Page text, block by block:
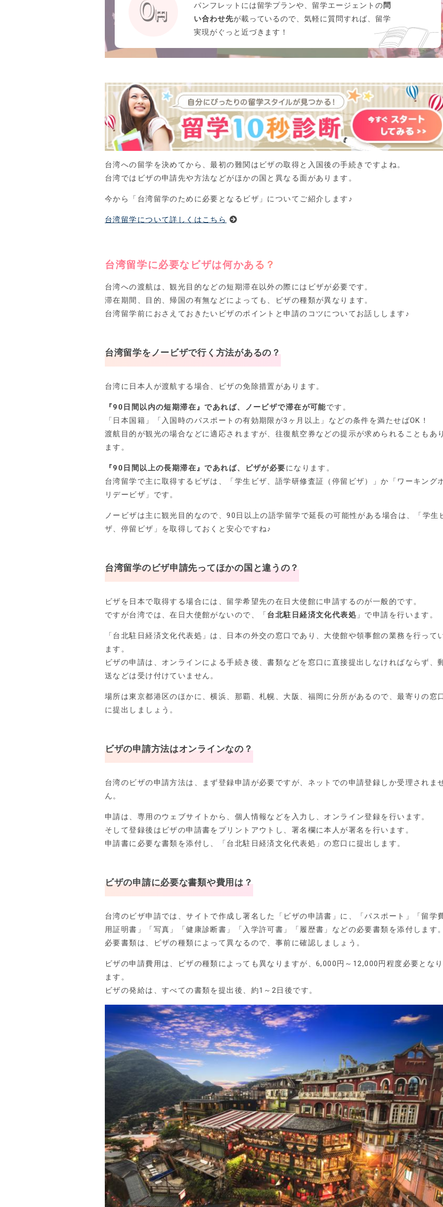
パンフレットには留学プランや、留学エージェントの問
い合わせ先が載っているので、気軽に質問すれば、留学
実現がぐっと近づきます！
台湾への留学を決めてから、最初の難関はビザの取得と入国後の手続きですよね。
台湾ではビザの申請先や方法などがほかの国と異なる面があります。
今から「台湾留学のために必要となるビザ」についてご紹介します♪
台湾留学について詳しくはこちら
台湾留学に必要なビザは何かある？
台湾への渡航は、観光目的などの短期滞在以外の際にはビザが必要です。
滞在期間、目的、帰国の有無などによっても、ビザの種類が異なります。
台湾留学前におさえておきたいビザのポイントと申請のコツについてお話しします♪
台湾留学をノービザで行く方法があるの？
台湾に日本人が渡航する場合、ビザの免除措置があります。
『90日間以内の短期滞在』であれば、ノービザで滞在が可能です。
「日本国籍」「入国時のパスポートの有効期限が3ヶ月以上」などの条件を満たせばOK！
渡航目的が観光の場合などに適応されますが、往復航空券などの提示が求められることもあり
ます。
『90日間以上の長期滞在』であれば、ビザが必要になります。
台湾留学で主に取得するビザは、「学生ビザ、語学研修査証（停留ビザ）」か「ワーキング
リデービザ」です。
ノービザは主に観光目的なので、90日以上の語学留学で延長の可能性がある場合は、「学生
ザ、停留ビザ」を取得しておくと安心ですね♪
台湾留学のビザ申請先ってほかの国と違うの？
ビザを日本で取得する場合には、留学希望先の在日大使館に申請するのが一般的です。
ですが台湾では、在日大使館がないので、「台北駐日経済文化代表処 」で申請を行います。
「台北駐日経済文化代表処」は、日本の外交の窓口であり、大使館や領事館の業務を行って
ます。
ビザの申請は、オンラインによる手続き後、書類などを窓口に直接提出しなければならず、
送などは受け付けていません。
場所は東京都港区のほかに、横浜、那覇、札幌、大阪、福岡に分所があるので、最寄りの窓
に提出しましょう。
ビザの申請方法はオンラインなの？
台湾のビザの申請方法は、まず登録申請が必要ですが、ネットでの申請登録しか受理されま
ん。
申請は、専用のウェブサイトから、個人情報などを入力し、オンライン登録を行います。
そして登録後はビザの申請書をプリントアウトし、署名欄に本人が署名を行います。
申請書に必要な書類を添付し、「台北駐日経済文化代表処」の窓口に提出します。
ビザの申請に必要な書類や費用は？
台湾のビザ申請では、サイトで作成し署名した「ビザの申請書」に、「パスポート」「留学
用証明書」「写真」「健康診断書」「入学許可書」「履歴書」などの必要書類を添付します。
必要書類は、ビザの種類によって異なるので、事前に確認しましょう。
ビザの申請費用は、ビザの種類によっても異なりますが、6,000円～12,000円程度必要となり
ます。
ビザの発給は、すべての書類を提出後、約1～2日後です。